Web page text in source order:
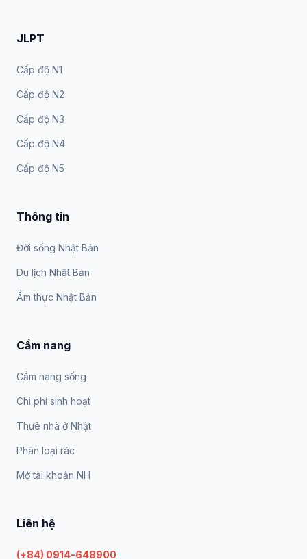
JLPT
Cấp độ N1
Cấp độ N2
Cấp độ N3
Cấp độ N4
Cấp độ N5
Thông tin
Đời sống Nhật Bản
Du lịch Nhật Bản
Ẩm thực Nhật Bản
Cẩm nang
Cẩm nang sống
Chi phí sinh hoạt
Thuê nhà ở Nhật
Phân loại rác
Mở tài khoản NH
Liên hệ
(+84) 0914-648900